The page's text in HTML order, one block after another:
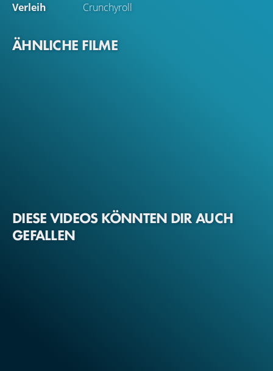
Verleih
Crunchyroll
ÄHNLICHE FILME
DIESE VIDEOS KÖNNTEN DIR AUCH
GEFALLEN